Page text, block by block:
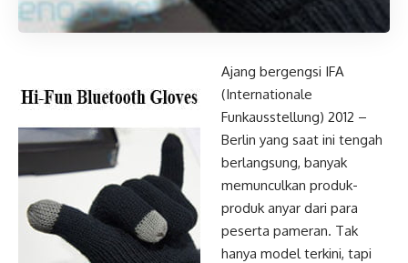
Ajang bergengsi IFA
(Internationale
Funkausstellung) 2012 –
Berlin yang saat ini tengah
berlangsung, banyak
memunculkan produk-
produk anyar dari para
peserta pameran. Tak
hanya model terkini, tapi